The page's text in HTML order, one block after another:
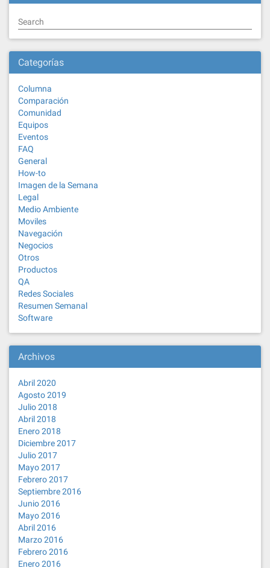
Search
Categorías
Columna
Comparación
Comunidad
Equipos
Eventos
FAQ
General
How-to
Imagen de la Semana
Legal
Medio Ambiente
Moviles
Navegación
Negocios
Otros
Productos
QA
Redes Sociales
Resumen Semanal
Software
Archivos
Abril 2020
Agosto 2019
Julio 2018
Abril 2018
Enero 2018
Diciembre 2017
Julio 2017
Mayo 2017
Febrero 2017
Septiembre 2016
Junio 2016
Mayo 2016
Abril 2016
Marzo 2016
Febrero 2016
Enero 2016